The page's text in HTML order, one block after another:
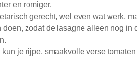
en romiger.
gerecht, wel even wat werk,
doen, zodat de lasagne alleen nog in
kun je rijpe, smaakvolle verse